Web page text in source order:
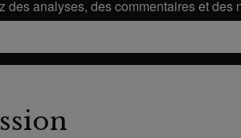
des analyses, des commentaires et